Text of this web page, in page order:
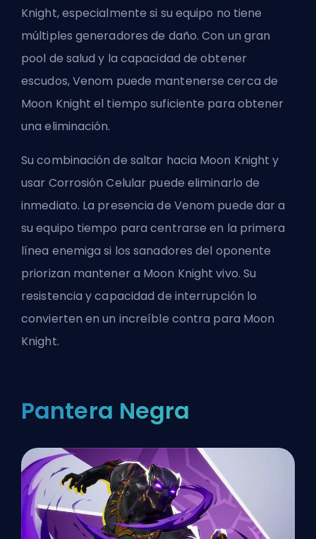
Knight, especialmente si su equipo no tiene
múltiples generadores de daño. Con un gran
pool de salud y la capacidad de obtener
escudos, Venom puede mantenerse cerca de
Moon Knight el tiempo suficiente para obtener
una eliminación.
Su combinación de saltar hacia Moon Knight y
usar Corrosión Celular puede eliminarlo de
inmediato. La presencia de Venom puede dar a
su equipo tiempo para centrarse en la primera
línea enemiga si los sanadores del oponente
priorizan mantener a Moon Knight vivo. Su
resistencia y capacidad de interrupción lo
convierten en un increíble contra para Moon
Knight.
Pantera Negra